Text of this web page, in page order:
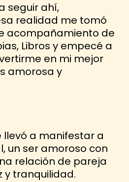
seguir ahí,
esa realidad me tomó
acompañamiento de
Libros y empecé a
en mi mejor
amorosa y
llevó a manifestar a
un ser amoroso con
relación de pareja
y tranquilidad.